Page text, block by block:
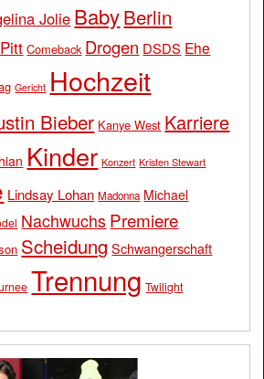
Jolie BabyBerlin
Comeback Drogen DSDS Ehe
Gericht Hochzeit
Bieber Kanye West Karriere
Kinder Konzert Kristen Stewart
Lindsay Lohan Madonna Michael
Nachwuchs Premiere
Scheidung Schwangerschaft
Trennung Twilight